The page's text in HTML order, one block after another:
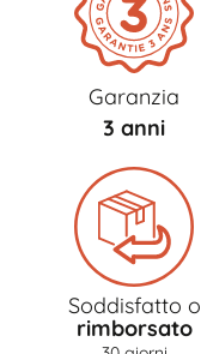
Garanzia
3 anni
Soddisfatto o
rimborsato